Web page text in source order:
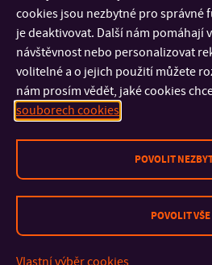
nefinanční reporting – co
připravit?“)
D/Organizace Baťovy manažerské
E/ Realizace bakalářských,
zadání tématu BP/DP či nabídku
cookies jsou nezbytné pro správné
je deaktivovat. Další nám pomáhají
návštěvnost nebo personalizovat
volitelné a o jejich použití můžete
nám prosím vědět, jaké cookies
souborech cookies
POVOLIT
POVOLIT VŠE